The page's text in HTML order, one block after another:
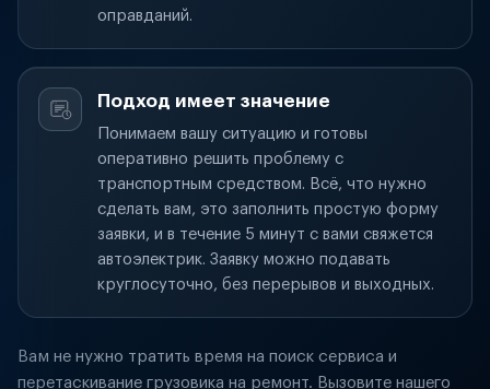
оправданий.
Подход имеет значение
Понимаем вашу ситуацию и готовы
оперативно решить проблему с
транспортным средством. Всё, что нужно
сделать вам, это заполнить простую форму
заявки, и в течение 5 минут с вами свяжется
автоэлектрик. Заявку можно подавать
круглосуточно, без перерывов и выходных.
Вам не нужно тратить время на поиск сервиса и
перетаскивание грузовика на ремонт. Вызовите нашего